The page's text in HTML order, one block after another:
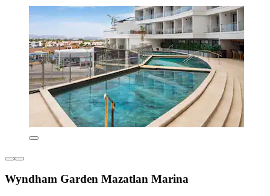
Wyndham Garden Mazatlan Marina